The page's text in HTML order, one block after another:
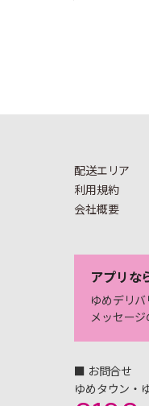
配送エリア
利用規約
会社概要
アプリな
ゆめデリバ
メッセー
■ お問合せ
ゆめタウン・